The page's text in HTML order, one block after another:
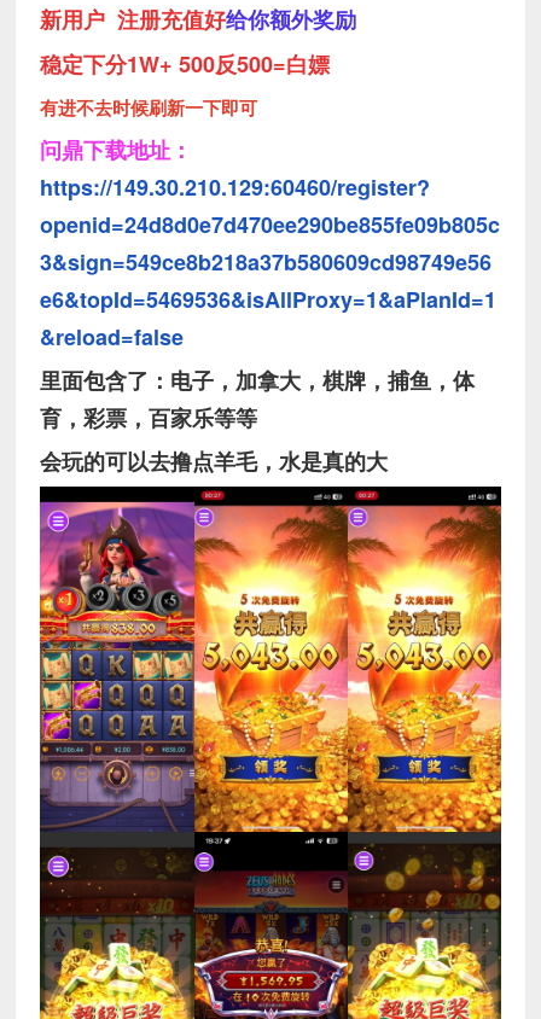
新用户 注册充值好给你额外奖励
稳定下分1W+ 500反500=白嫖
有进不去时候刷新一下即可
问鼎下载地址：
https://149.30.210.129:60460/register?
openid=24d8d0e7d470ee290be855fe09b805c
3&sign=549ce8b218a37b580609cd98749e56
e6&topId=5469536&isAllProxy=1&aPlanId=1
&reload=false
里面包含了： 电子，加拿大，棋牌，捕鱼，体
育，彩票，百家乐等等
会玩的可以去撸点羊毛，水是真的大